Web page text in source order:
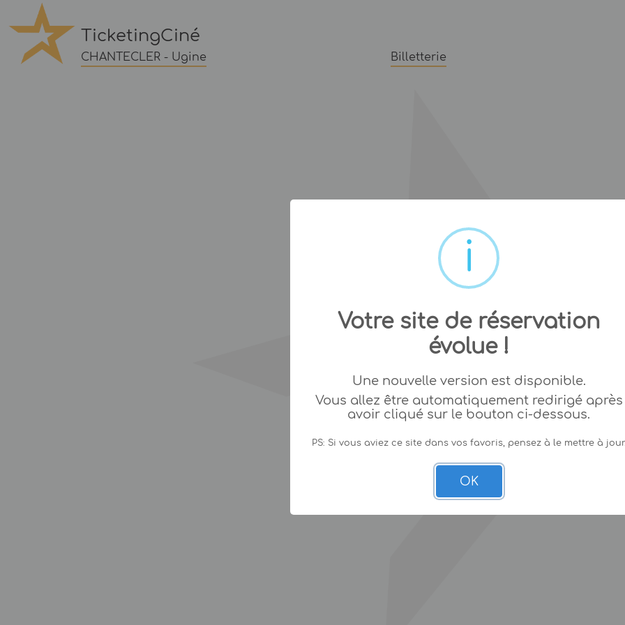
TicketingCiné
CHANTECLER - Ugine Billetterie
Votre site de réservation
évolue !
Une nouvelle version est disponible.
Vous allez être automatiquement redirigé après
avoir cliqué sur le bouton ci-dessous.
PS: Si vous aviez ce site dans vos favoris, pensez à le mettre à
OK